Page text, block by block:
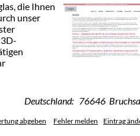
die Ihnen
unser
Deutschland: 76646
abgeben Fehler melden Eintrag